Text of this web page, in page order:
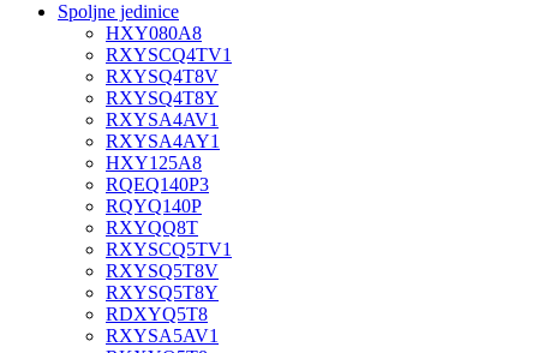
Spoljne jedinice
HXY080A8
RXYSCQ4TV1
RXYSQ4T8V
RXYSQ4T8Y
RXYSA4AV1
RXYSA4AY1
HXY125A8
RQEQ140P3
RQYQ140P
RXYQQ8T
RXYSCQ5TV1
RXYSQ5T8V
RXYSQ5T8Y
RDXYQ5T8
RXYSA5AV1